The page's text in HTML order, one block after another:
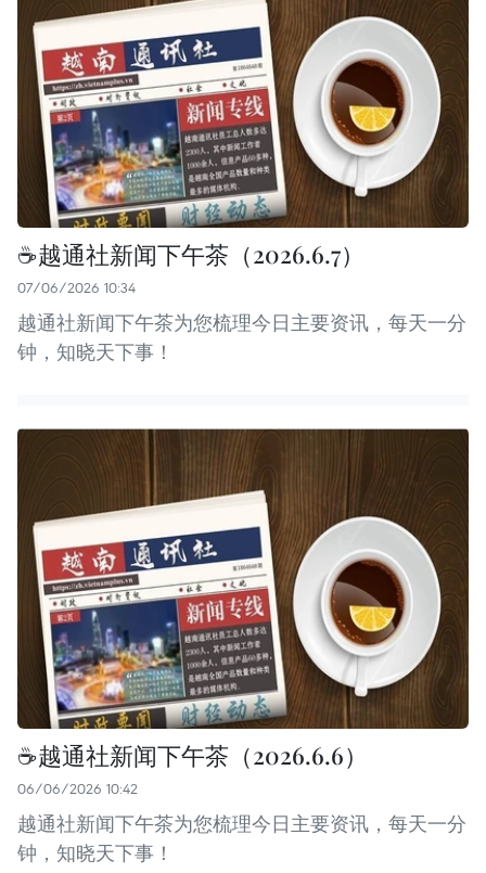
☕️越通社新闻下午茶（2026.6.7）
07/06/2026 10:34
越通社新闻下午茶为您梳理今日主要资讯，每天一分
钟，知晓天下事！
☕️越通社新闻下午茶（2026.6.6）
06/06/2026 10:42
越通社新闻下午茶为您梳理今日主要资讯，每天一分
钟，知晓天下事！